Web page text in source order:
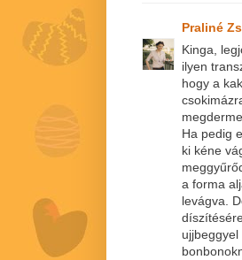
Praliné
Kinga,
ilyen
hogy a
Ha pedig
ki kéne
a forma
levágva.